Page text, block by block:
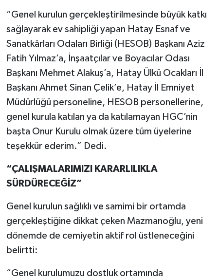
“Genel kurulun gerçekleştirilmesinde büyük katkı
sağlayarak ev sahipliği yapan Hatay Esnaf ve
Sanatkârları Odaları Birliği (HESOB) Başkanı Aziz
Fatih Yılmaz’a, İnşaatçılar ve Boyacılar Odası
Başkanı Mehmet Alakuş’a, Hatay Ülkü Ocakları İl
Başkanı Ahmet Sinan Çelik’e, Hatay İl Emniyet
Müdürlüğü personeline, HESOB personellerine,
genel kurula katılan ya da katılamayan HGC’nin
başta Onur Kurulu olmak üzere tüm üyelerine
teşekkür ederim.” Dedi.
“ÇALIŞMALARIMIZI KARARLILIKLA
SÜRDÜRECEĞİZ”
Genel kurulun sağlıklı ve samimi bir ortamda
gerçekleştiğine dikkat çeken Mazmanoğlu, yeni
dönemde de cemiyetin aktif rol üstleneceğini
belirtti:
“Genel kurulumuzu dostluk ortamında